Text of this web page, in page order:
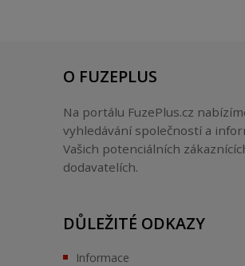
O FUZEPLUS
Na portálu FuzePlus.cz
vyhledávání společností a
Vašich potenciálních
dodavatelích.
DŮLEŽITÉ ODKAZY
Informace